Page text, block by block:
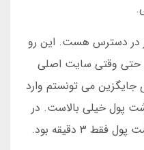
در دسترس هست. این رو
حتی وقتی سایت اصلی
جایگزین می تونستم وارد
پول خیلی بالاست. در
مارس ۲۰۲۵، میانگین زمان برداشت پول فقط ۳ دقیقه بود.